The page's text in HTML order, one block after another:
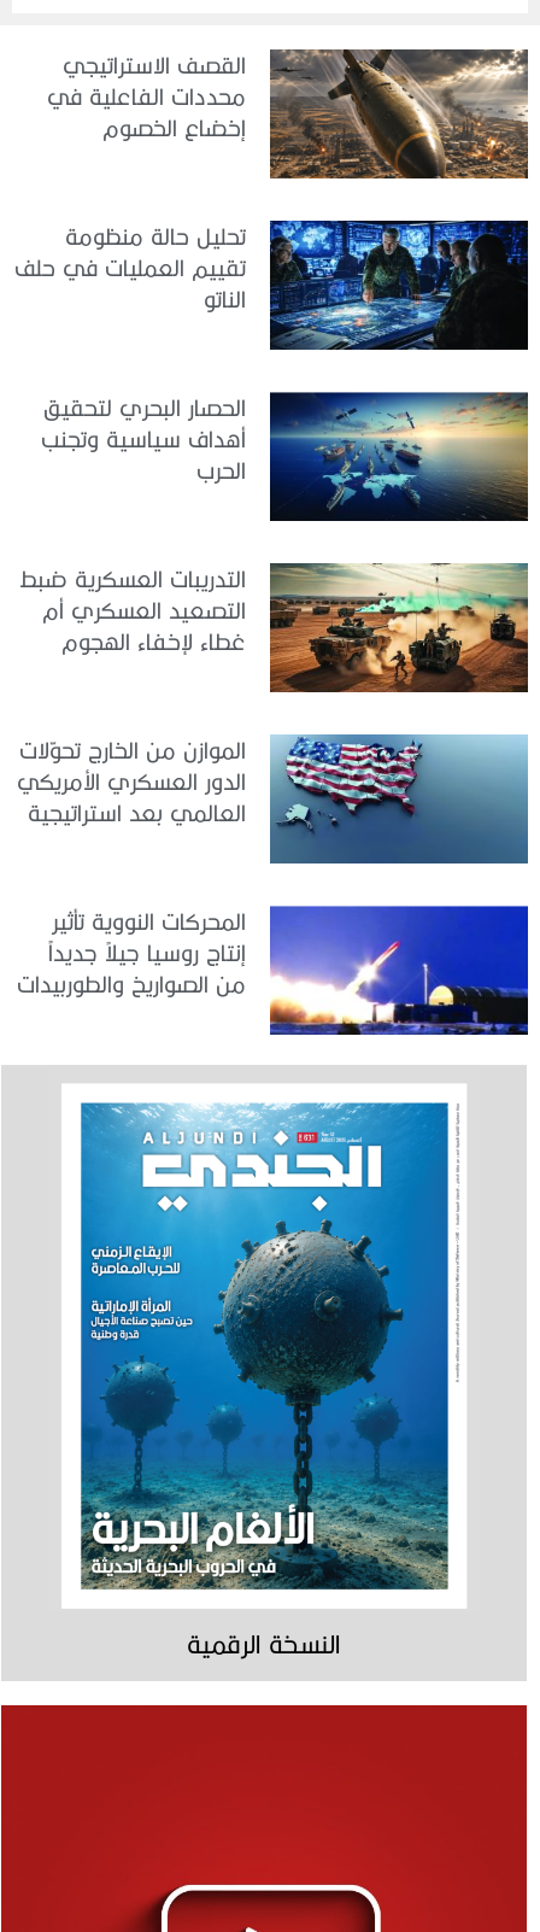
القصف الاستراتيجي
محددات الفاعلية في
إخضاع الخصوم
تحليل حالة منظومة
تقييم العمليات في حلف
الناتو
الحصار البحري لتحقيق
أهداف سياسية وتجنب
الحرب
التدريبات العسكرية ضبط
التصعيد العسكري أم
غطاء لإخفاء الهجوم
الموازن من الخارج تحوّلات
الدور العسكري الأمريكي
العالمي بعد استراتيجية
المحركات النووية تأثير
إنتاج روسيا جيلاً جديداً
من الصواريخ والطوربيدات
النسخة الرقمية